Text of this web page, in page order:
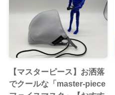
【マスターピース】お洒落
でクールな「master-piece